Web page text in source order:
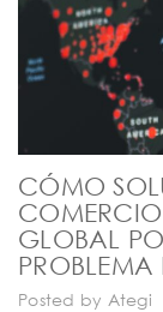
CÓMO
GLOBAL
PROBLEMA
Posted by Ategi